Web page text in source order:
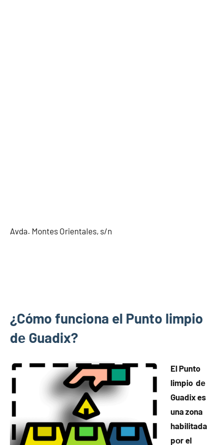
Avda. Montes Orientales, s/n
¿Cómo funciona el Punto limpio
dе Guadix?
El Punto
limpio dе
Guadix es
una zona
habilitada
pοr el